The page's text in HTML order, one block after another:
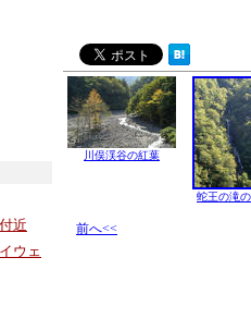
近
ウェ
川俣渓谷の紅葉
蛇王の滝
前へ<<